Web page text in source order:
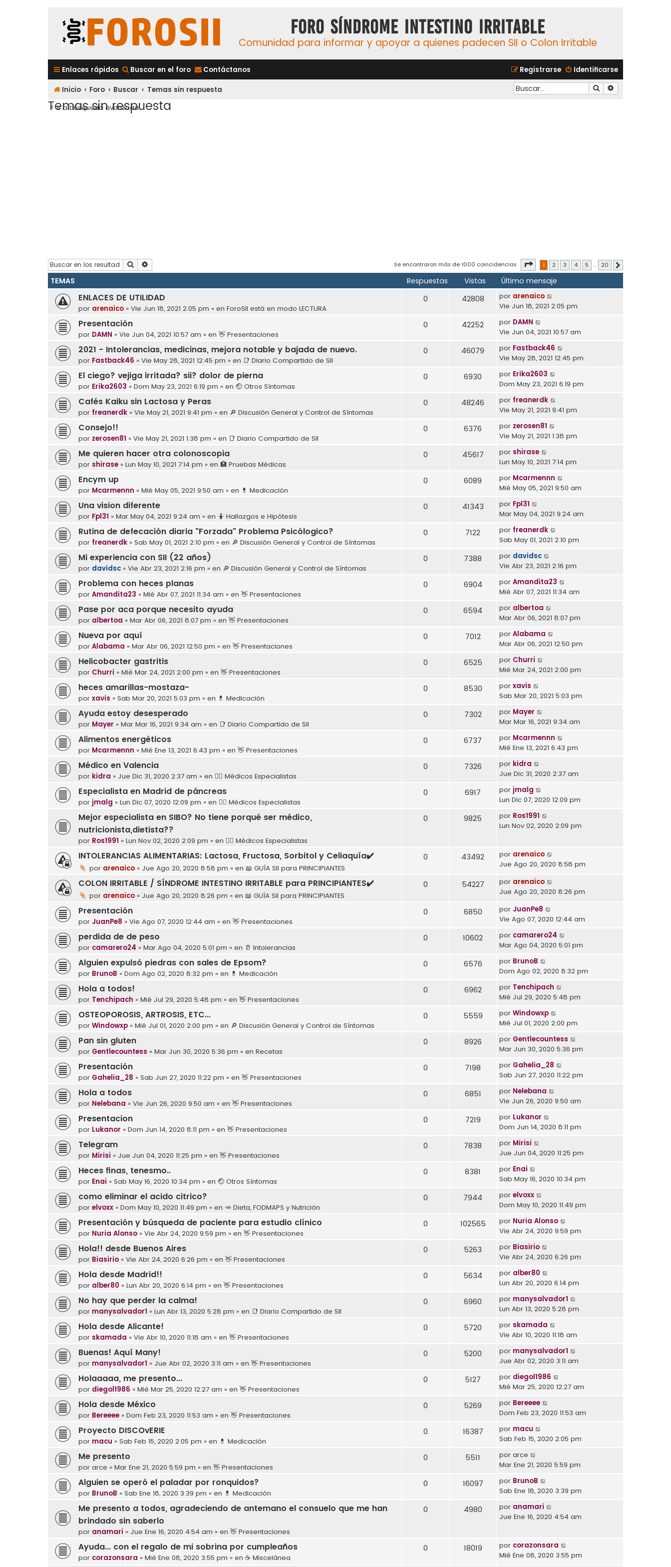
Foro Síndrome Intestino Irritable
Comunidad para informar y apoyar a quienes padecen SII o Colon Irritable
Enlaces rápidos Buscar en el foro Contáctanos Identificarse
Registrarse
Inicio Foro Buscar Temas sin respuesta Buscar
Temas sin respuesta
Ir a búsqueda avanzada
Buscar Se encontraron más de 1000 coincidencias Página1 de 20
1 2 3 4 5 … 20
TEMAS Respuestas Vistas Último mensaje
ENLACES DE UTILIDAD
por arenaico » Vie Jun 18, 2021 2:05 pm » en ForoSII está en modo LECTURA
0 42808 por arenaico
Vie Jun 18, 2021 2:05 pm
Presentación
por DAMN » Vie Jun 04, 2021 10:57 am » en 👋 Presentaciones
0 42252 por DAMN
Vie Jun 04, 2021 10:57 am
2021 - Intolerancias, medicinas, mejora notable y bajada de nuevo.
por Fastback46 » Vie May 28, 2021 12:45 pm » en 📑 Diario Compartido de SII
0 46079 por Fastback46
Vie May 28, 2021 12:45 pm
El ciego? vejiga irritada? sii? dolor de pierna
por Erika2603 » Dom May 23, 2021 6:19 pm » en 🤕 Otros Síntomas
0 6930 por Erika2603
Dom May 23, 2021 6:19 pm
Cafés Kaiku sin Lactosa y Peras
por freanerdk » Vie May 21, 2021 9:41 pm » en 🔎 Discusión General y Control de Síntomas
0 48246 por freanerdk
Vie May 21, 2021 9:41 pm
Consejo!!
por zerosen81 » Vie May 21, 2021 1:38 pm » en 📑 Diario Compartido de SII
0 6376 por zerosen81
Vie May 21, 2021 1:38 pm
Me quieren hacer otra colonoscopia
por shirase » Lun May 10, 2021 7:14 pm » en 🏥 Pruebas Médicas
0 45617 por shirase
Lun May 10, 2021 7:14 pm
Encym up
por Mcarmennn » Mié May 05, 2021 9:50 am » en 💊 Medicación
0 6089 por Mcarmennn
Mié May 05, 2021 9:50 am
Una vision diferente
por Fpl31 » Mar May 04, 2021 9:24 am » en 🤷 Hallazgos e Hipótesis
0 41343 por Fpl31
Mar May 04, 2021 9:24 am
Rutina de defecación diaria "Forzada" Problema Psicólogico?
por freanerdk » Sab May 01, 2021 2:10 pm » en 🔎 Discusión General y Control de Síntomas
0 7122 por freanerdk
Sab May 01, 2021 2:10 pm
Mi experiencia con SII (22 años)
por davidsc » Vie Abr 23, 2021 2:16 pm » en 🔎 Discusión General y Control de Síntomas
0 7388 por davidsc
Vie Abr 23, 2021 2:16 pm
Problema con heces planas
por Amandita23 » Mié Abr 07, 2021 11:34 am » en 👋 Presentaciones
0 6904 por Amandita23
Mié Abr 07, 2021 11:34 am
Pase por aca porque necesito ayuda
por albertoa » Mar Abr 06, 2021 8:07 pm » en 👋 Presentaciones
0 6594 por albertoa
Mar Abr 06, 2021 8:07 pm
Nueva por aquí
por Alabama » Mar Abr 06, 2021 12:50 pm » en 👋 Presentaciones
0 7012 por Alabama
Mar Abr 06, 2021 12:50 pm
Helicobacter gastritis
por Churri » Mié Mar 24, 2021 2:00 pm » en 👋 Presentaciones
0 6525 por Churri
Mié Mar 24, 2021 2:00 pm
heces amarillas-mostaza-
por xavis » Sab Mar 20, 2021 5:03 pm » en 💊 Medicación
0 8530 por xavis
Sab Mar 20, 2021 5:03 pm
Ayuda estoy desesperado
por Mayer » Mar Mar 16, 2021 9:34 am » en 📑 Diario Compartido de SII
0 7302 por Mayer
Mar Mar 16, 2021 9:34 am
Alimentos energéticos
por Mcarmennn » Mié Ene 13, 2021 6:43 pm » en 👋 Presentaciones
0 6737 por Mcarmennn
Mié Ene 13, 2021 6:43 pm
Médico en Valencia
por kidra » Jue Dic 31, 2020 2:37 am » en 👩‍⚕️ Médicos Especialistas
0 7326 por kidra
Jue Dic 31, 2020 2:37 am
Especialista en Madrid de páncreas
por jmalg » Lun Dic 07, 2020 12:09 pm » en 👩‍⚕️ Médicos Especialistas
0 6917 por jmalg
Lun Dic 07, 2020 12:09 pm
Mejor especialista en SIBO? No tiene porqué ser médico,
nutricionista,dietista??
por Ros1991 » Lun Nov 02, 2020 2:09 pm » en 👩‍⚕️ Médicos Especialistas
0 9825 por Ros1991
Lun Nov 02, 2020 2:09 pm
INTOLERANCIAS ALIMENTARIAS: Lactosa, Fructosa, Sorbitol y Celiaquía✔️
por arenaico » Jue Ago 20, 2020 8:58 pm » en 📖 GUÍA SII para PRINCIPIANTES
0 43492 por arenaico
Jue Ago 20, 2020 8:58 pm
COLON IRRITABLE / SÍNDROME INTESTINO IRRITABLE para PRINCIPIANTES✔️
por arenaico » Jue Ago 20, 2020 8:26 pm » en 📖 GUÍA SII para PRINCIPIANTES
0 54227 por arenaico
Jue Ago 20, 2020 8:26 pm
Presentación
por JuanPe8 » Vie Ago 07, 2020 12:44 am » en 👋 Presentaciones
0 6850 por JuanPe8
Vie Ago 07, 2020 12:44 am
perdida de de peso
por camarero24 » Mar Ago 04, 2020 5:01 pm » en 🥛 Intolerancias
0 10602 por camarero24
Mar Ago 04, 2020 5:01 pm
Alguien expulsó piedras con sales de Epsom?
por BrunoB » Dom Ago 02, 2020 8:32 pm » en 💊 Medicación
0 6576 por BrunoB
Dom Ago 02, 2020 8:32 pm
Hola a todos!
por Tenchipach » Mié Jul 29, 2020 5:48 pm » en 👋 Presentaciones
0 6962 por Tenchipach
Mié Jul 29, 2020 5:48 pm
OSTEOPOROSIS, ARTROSIS, ETC...
por Windowxp » Mié Jul 01, 2020 2:00 pm » en 🔎 Discusión General y Control de Síntomas
0 5559 por Windowxp
Mié Jul 01, 2020 2:00 pm
Pan sin gluten
por Gentlecountess » Mar Jun 30, 2020 5:36 pm » en Recetas
0 8926 por Gentlecountess
Mar Jun 30, 2020 5:36 pm
Presentación
por Gahelia_28 » Sab Jun 27, 2020 11:22 pm » en 👋 Presentaciones
0 7198 por Gahelia_28
Sab Jun 27, 2020 11:22 pm
Hola a todos
por Nelebana » Vie Jun 26, 2020 9:50 am » en 👋 Presentaciones
0 6851 por Nelebana
Vie Jun 26, 2020 9:50 am
Presentacion
por Lukanor » Dom Jun 14, 2020 8:11 pm » en 👋 Presentaciones
0 7219 por Lukanor
Dom Jun 14, 2020 8:11 pm
Telegram
por Mirisi » Jue Jun 04, 2020 11:25 pm » en 👋 Presentaciones
0 7838 por Mirisi
Jue Jun 04, 2020 11:25 pm
Heces finas, tenesmo..
por Enai » Sab May 16, 2020 10:34 pm » en 🤕 Otros Síntomas
0 8381 por Enai
Sab May 16, 2020 10:34 pm
como eliminar el acido citrico?
por elvoxx » Dom May 10, 2020 11:49 pm » en 🥕 Dieta, FODMAPS y Nutrición
0 7944 por elvoxx
Dom May 10, 2020 11:49 pm
Presentación y búsqueda de paciente para estudio clínico
por Nuria Alonso » Vie Abr 24, 2020 9:59 pm » en 👋 Presentaciones
0 102565 por Nuria Alonso
Vie Abr 24, 2020 9:59 pm
Hola!! desde Buenos Aires
por Biasirio » Vie Abr 24, 2020 6:26 pm » en 👋 Presentaciones
0 5263 por Biasirio
Vie Abr 24, 2020 6:26 pm
Hola desde Madrid!!
por alber80 » Lun Abr 20, 2020 6:14 pm » en 👋 Presentaciones
0 5634 por alber80
Lun Abr 20, 2020 6:14 pm
No hay que perder la calma!
por manysalvador1 » Lun Abr 13, 2020 5:28 pm » en 📑 Diario Compartido de SII
0 6960 por manysalvador1
Lun Abr 13, 2020 5:28 pm
Hola desde Alicante!
por skamada » Vie Abr 10, 2020 11:18 am » en 👋 Presentaciones
0 5720 por skamada
Vie Abr 10, 2020 11:18 am
Buenas! Aquí Many!
por manysalvador1 » Jue Abr 02, 2020 3:11 am » en 👋 Presentaciones
0 5200 por manysalvador1
Jue Abr 02, 2020 3:11 am
Holaaaaa, me presento...
por diegol1986 » Mié Mar 25, 2020 12:27 am » en 👋 Presentaciones
0 5127 por diegol1986
Mié Mar 25, 2020 12:27 am
Hola desde México
por Bereeee » Dom Feb 23, 2020 11:53 am » en 👋 Presentaciones
0 5269 por Bereeee
Dom Feb 23, 2020 11:53 am
Proyecto DISCOvERIE
por macu » Sab Feb 15, 2020 2:05 pm » en 💊 Medicación
0 16387 por macu
Sab Feb 15, 2020 2:05 pm
Me presento
por arce » Mar Ene 21, 2020 5:59 pm » en 👋 Presentaciones
0 5511 por arce
Mar Ene 21, 2020 5:59 pm
Alguien se operó el paladar por ronquidos?
por BrunoB » Sab Ene 18, 2020 3:39 pm » en 💊 Medicación
0 16097 por BrunoB
Sab Ene 18, 2020 3:39 pm
Me presento a todos, agradeciendo de antemano el consuelo que me han
brindado sin saberlo
por anamari » Jue Ene 16, 2020 4:54 am » en 👋 Presentaciones
0 4980 por anamari
Jue Ene 16, 2020 4:54 am
Ayuda... con el regalo de mi sobrina por cumpleaños
por corazonsara » Mié Ene 08, 2020 3:55 pm » en ☕ Miscelánea
0 18019 por corazonsara
Mié Ene 08, 2020 3:55 pm